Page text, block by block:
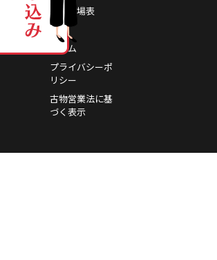
買取相場表
FAQ
コラム
プライバシーポ
リシー
古物営業法に基
づく表示